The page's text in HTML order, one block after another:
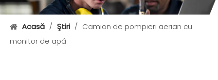
Acasă / Ştiri / Camion de pompieri aerian cu
monitor de apă